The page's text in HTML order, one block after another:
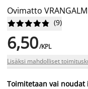
Ovimatto





 (9)
6,50/KPL
Lisäksi mahdolliset
Toimitetaan vai noudat